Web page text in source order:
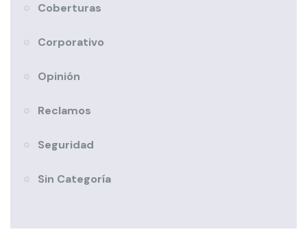
Coberturas
Corporativo
Opinión
Reclamos
Seguridad
Sin Categoría